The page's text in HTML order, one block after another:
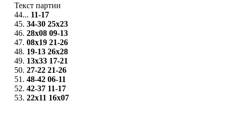
Текст партии
44... 11-17
45. 34-30 25x23
46. 28x08 09-13
47. 08x19 21-26
48. 19-13 26x28
49. 13x33 17-21
50. 27-22 21-26
51. 48-42 06-11
52. 42-37 11-17
53. 22x11 16x07